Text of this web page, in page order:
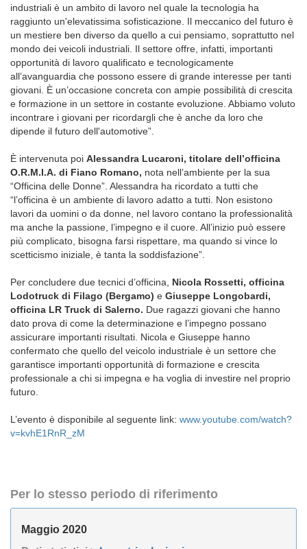
industriali è un ambito di lavoro nel quale la tecnologia ha
raggiunto un'elevatissima sofisticazione. Il meccanico del futuro è
un mestiere ben diverso da quello a cui pensiamo, soprattutto nel
mondo dei veicoli industriali. Il settore offre, infatti, importanti
opportunità di lavoro qualificato e tecnologicamente
all’avanguardia che possono essere di grande interesse per tanti
giovani. È un’occasione concreta con ampie possibilità di crescita
e formazione in un settore in costante evoluzione. Abbiamo voluto
incontrare i giovani per ricordargli che è anche da loro che
dipende il futuro dell'automotive”.
È intervenuta poi Alessandra Lucaroni, titolare dell’officina
O.R.M.I.A. di Fiano Romano, nota nell’ambiente per la sua
“Officina delle Donne”. Alessandra ha ricordato a tutti che
“l’officina è un ambiente di lavoro adatto a tutti. Non esistono
lavori da uomini o da donne, nel lavoro contano la professionalità
ma anche la passione, l’impegno e il cuore. All’inizio può essere
più complicato, bisogna farsi rispettare, ma quando si vince lo
scetticismo iniziale, è tanta la soddisfazione”.
Per concludere due tecnici d’officina, Nicola Rossetti, officina
Lodotruck di Filago (Bergamo) e Giuseppe Longobardi,
officina LR Truck di Salerno. Due ragazzi giovani che hanno
dato prova di come la determinazione e l’impegno possano
assicurare importanti risultati. Nicola e Giuseppe hanno
confermato che quello del veicolo industriale è un settore che
garantisce importanti opportunità di formazione e crescita
professionale a chi si impegna e ha voglia di investire nel proprio
futuro.
L’evento è disponibile al seguente link: www.youtube.com/watch?
v=kvhE1RnR_zM
Per lo stesso periodo di riferimento
Maggio 2020